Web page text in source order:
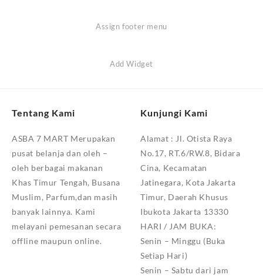
Assign footer menu
Add Widget
Tentang Kami
ASBA 7 MART Merupakan
pusat belanja dan oleh –
oleh berbagai makanan
Khas Timur Tengah, Busana
Muslim, Parfum,dan masih
banyak lainnya. Kami
melayani pemesanan secara
offline maupun online.
Kunjungi Kami
Alamat : Jl. Otista Raya
No.17, RT.6/RW.8, Bidara
Cina, Kecamatan
Jatinegara, Kota Jakarta
Timur, Daerah Khusus
Ibukota Jakarta 13330
HARI / JAM BUKA:
Senin – Minggu (Buka
Setiap Hari)
Senin – Sabtu dari jam